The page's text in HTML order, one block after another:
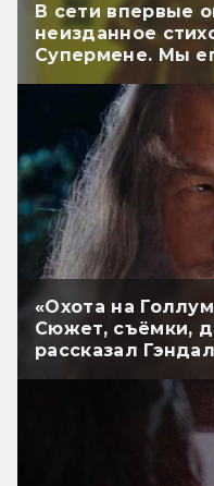
В сети впервые
неизданное
Супермене. Мы
«Охота на
Сюжет, съёмки,
рассказал